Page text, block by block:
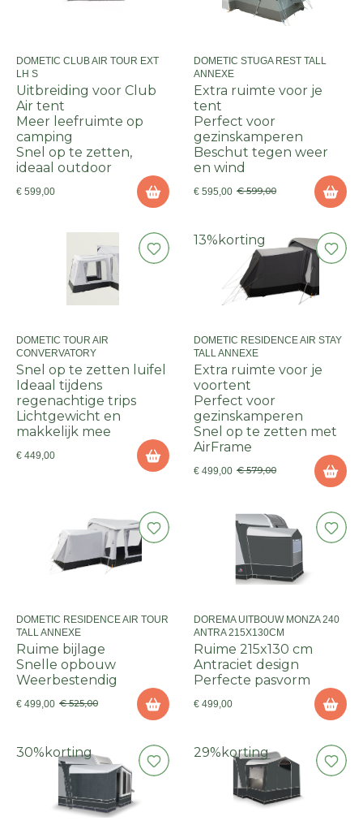
DOMETIC CLUB AIR TOUR EXT
LH S
Uitbreiding voor Club
Air tent
Meer leefruimte op
camping
Snel op te zetten,
ideaal outdoor
€ 599,00
DOMETIC STUGA REST TALL
ANNEXE
Extra ruimte voor je
tent
Perfect voor
gezinskamperen
Beschut tegen weer
en wind
€ 595,00 € 599,00
DOMETIC TOUR AIR
CONVERVATORY
Snel op te zetten luifel
Ideaal tijdens
regenachtige trips
Lichtgewicht en
makkelijk mee
€ 449,00
13% korting
DOMETIC RESIDENCE AIR STAY
TALL ANNEXE
Extra ruimte voor je
voortent
Perfect voor
gezinskamperen
Snel op te zetten met
AirFrame
€ 499,00 € 579,00
DOMETIC RESIDENCE AIR TOUR
TALL ANNEXE
Ruime bijlage
Snelle opbouw
Weerbestendig
€ 499,00 € 525,00
DOREMA UITBOUW MONZA 240
ANTRA 215X130CM
Ruime 215x130 cm
Antraciet design
Perfecte pasvorm
€ 499,00
30% korting 29% korting